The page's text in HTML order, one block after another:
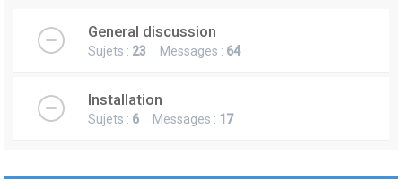
General discussion
Sujets : 23 Messages : 64
Installation
Sujets : 6 Messages : 17